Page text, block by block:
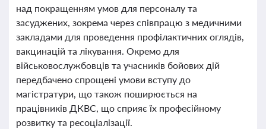
над покращенням умов для персоналу та
засуджених, зокрема через співпрацю з медичними
закладами для проведення профілактичних оглядів,
вакцинацій та лікування. Окремо для
військовослужбовців та учасників бойових дій
передбачено спрощені умови вступу до
магістратури, що також поширюється на
працівників ДКВС, що сприяє їх професійному
розвитку та ресоціалізації.